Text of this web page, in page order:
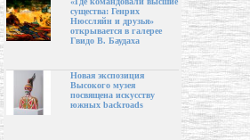
существа: Генрих
Нюссляйн и друзья»
открывается в галерее
Гвидо В. Баудаха
Новая экспозиция
Высокого музея
посвящена искусству
южных backroads